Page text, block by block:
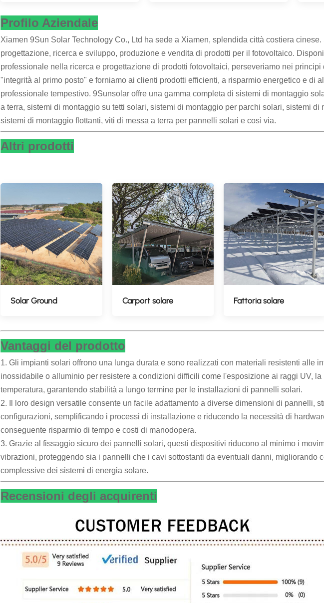
Profilo Aziendale
Xiamen 9Sun Solar Technology Co., Ltd ha sede a Xiamen, splendida città costiera
progettazione, ricerca e sviluppo, produzione e vendita di prodotti per il fotovoltaico.
professionale nella ricerca e progettazione di prodotti fotovoltaici, perseveriamo nei
"integrità al primo posto" e forniamo ai clienti prodotti efficienti, a risparmio energetico e di
professionale tempestivo. 9Sunsolar offre una gamma completa di sistemi di montaggio
a terra, sistemi di montaggio su tetti solari, sistemi di montaggio per parchi solari, sistemi di
sistemi di montaggio flottanti, viti di messa a terra per pannelli solari e così via.
Altri prodotti
Solar Ground Carport solare Fattoria solare
Vantaggi del prodotto
1. Gli impianti solari offrono una lunga durata e sono realizzati con materiali resistenti alle
inossidabile o alluminio per resistere a condizioni difficili come l'esposizione ai raggi UV,
temperatura, garantendo stabilità a lungo termine per le installazioni di pannelli solari.
2. Il loro design versatile consente un facile adattamento a diverse dimensioni di pannelli,
configurazioni, semplificando i processi di installazione e riducendo la necessità di
conseguente risparmio di tempo e costi di manodopera.
3. Grazie al fissaggio sicuro dei pannelli solari, questi dispositivi riducono al minimo i
vibrazioni, proteggendo sia i pannelli che i cavi sottostanti da eventuali danni, migliorando
complessive dei sistemi di energia solare.
Recensioni degli acquirenti